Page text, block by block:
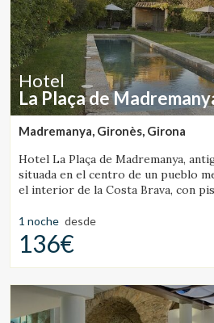
Hotel
La Plaça de
Madremanya, Gironès, Girona
Hotel La Plaça de Madremanya,
situada en el centro de un pueblo
el interior de la Costa Brava, con
1 noche desde
136€